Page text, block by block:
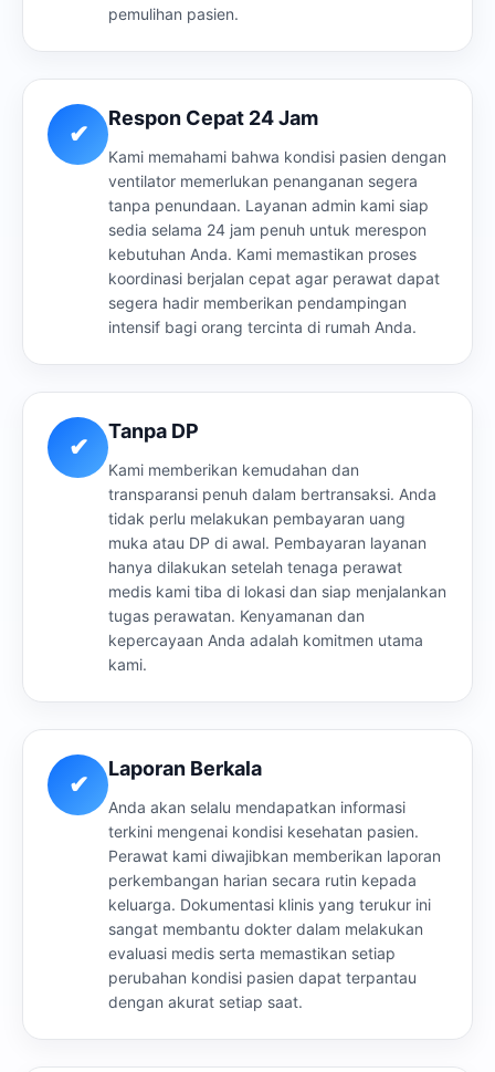
pemulihan pasien.
✔
Respon Cepat 24 Jam
Kami memahami bahwa kondisi pasien dengan
ventilator memerlukan penanganan segera
tanpa penundaan. Layanan admin kami siap
sedia selama 24 jam penuh untuk merespon
kebutuhan Anda. Kami memastikan proses
koordinasi berjalan cepat agar perawat dapat
segera hadir memberikan pendampingan
intensif bagi orang tercinta di rumah Anda.
✔
Tanpa DP
Kami memberikan kemudahan dan
transparansi penuh dalam bertransaksi. Anda
tidak perlu melakukan pembayaran uang
muka atau DP di awal. Pembayaran layanan
hanya dilakukan setelah tenaga perawat
medis kami tiba di lokasi dan siap menjalankan
tugas perawatan. Kenyamanan dan
kepercayaan Anda adalah komitmen utama
kami.
✔
Laporan Berkala
Anda akan selalu mendapatkan informasi
terkini mengenai kondisi kesehatan pasien.
Perawat kami diwajibkan memberikan laporan
perkembangan harian secara rutin kepada
keluarga. Dokumentasi klinis yang terukur ini
sangat membantu dokter dalam melakukan
evaluasi medis serta memastikan setiap
perubahan kondisi pasien dapat terpantau
dengan akurat setiap saat.